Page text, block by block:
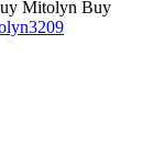
Mitolyn Buy